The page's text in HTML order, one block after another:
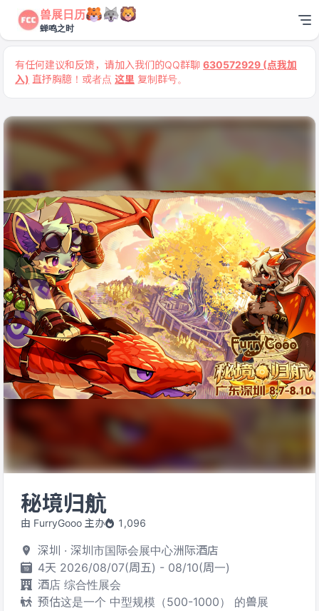
兽展日历
蝉鸣之时
有任何建议和反馈，请加入我们的QQ群聊 630572929 (点我加
入) 直抒胸臆！或者点 这里 复制群号。
秘境归航
由 FurryGooo 主办 1,096
深圳 · 深圳市国际会展中心洲际酒店
4天 2026/08/07(周五) - 08/10(周一)
酒店 综合性展会
预估这是一个 中型规模（500-1000） 的兽展